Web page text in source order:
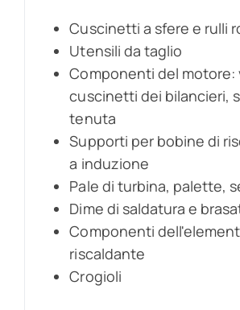
Cuscinetti a sfere e rulli
Utensili da taglio
Componenti del motore:
cuscinetti dei bilancieri,
tenuta
Supporti per bobine di
a induzione
Pale di turbina, palette,
Dime di saldatura e
Componenti
riscaldante
Crogioli